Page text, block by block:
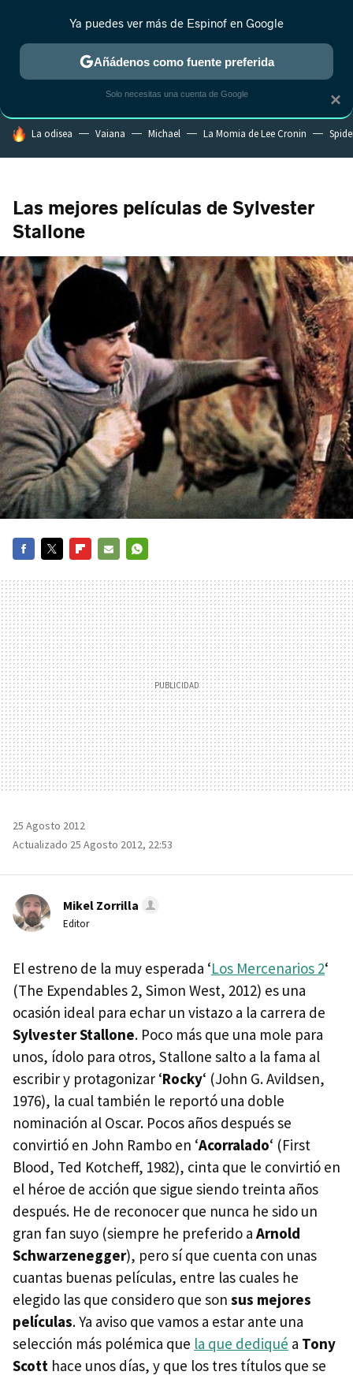
ESTRENOS REALITY ANIME RANKINGS CINE
HOY SE HABLA DE
La odisea Vaiana Michael La Momia de Lee Cronin
Las mejores películas de Sylvester
Stallone
MAIL
25 Agosto 2012
Actualizado 25 Agosto 2012, 22:53
Mikel Zorrilla
Editor
El estreno de la muy esperada ‘Los Mercenarios 2‘
(The Expendables 2, Simon West, 2012) es una
ocasión ideal para echar un vistazo a la carrera de
Sylvester Stallone. Poco más que una mole para
unos, ídolo para otros, Stallone salto a la fama al
escribir y protagonizar ‘Rocky‘ (John G. Avildsen,
1976), la cual también le reportó una doble
nominación al Oscar. Pocos años después se
convirtió en John Rambo en ‘Acorralado‘ (First
Blood, Ted Kotcheff, 1982), cinta que le convirtió en
el héroe de acción que sigue siendo treinta años
después. He de reconocer que nunca he sido un
gran fan suyo (siempre he preferido a Arnold
Schwarzenegger), pero sí que cuenta con unas
cuantas buenas películas, entre las cuales he
elegido las que considero que son sus mejores
películas. Ya aviso que vamos a estar ante una
selección más polémica que la que dediqué a Tony
Scott hace unos días, y que los tres títulos que se
×
Ya puedes ver más de Espinof en Google
Añádenos como fuente preferida
Solo necesitas una cuenta de Google